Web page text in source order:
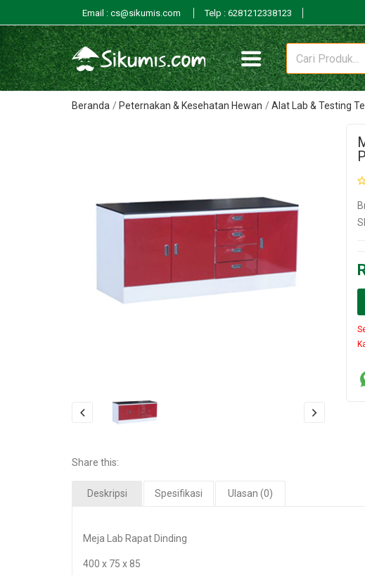
Email : cs@sikumis.com Telp : 6281212338123
Beranda Peternakan & Kesehatan Hewan Alat Lab & Testing
Share this:
Deskripsi Spesifikasi Ulasan (0)
Meja Lab Rapat Dinding
400 x 75 x 85